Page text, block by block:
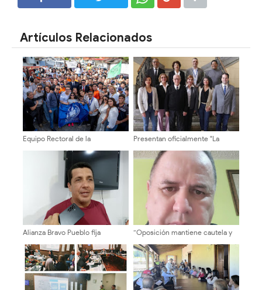
Artículos Relacionados
Equipo Rectoral de la
se inscribió en la ULA con acto
histórico de participación
Presentan oficialmente "La
Cogobierno Profesoral de la
Alianza Bravo Pueblo fija
cambio y la
reinstitucionalización de
Venezuela
“Oposición mantiene cautela y
en eventuales negociaciones”